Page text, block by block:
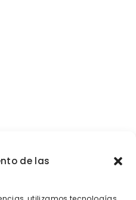
de las
de más de 60€.
tienda física.